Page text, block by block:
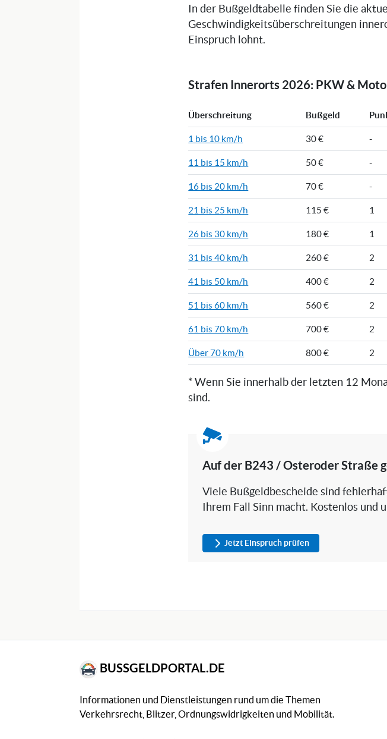
In der Bußgeldtabelle finden Sie die
Geschwindigkeitsüberschreitungen
Einspruch lohnt.
Strafen Innerorts 2026: PKW &
Überschreitung Bußgeld
1 bis 10 km/h 30 € -
11 bis 15 km/h 50 € -
16 bis 20 km/h 70 € -
21 bis 25 km/h 115 € 1
26 bis 30 km/h 180 € 1
31 bis 40 km/h 260 € 2
41 bis 50 km/h 400 € 2
51 bis 60 km/h 560 € 2
61 bis 70 km/h 700 € 2
Über 70 km/h 800 € 2
* Wenn Sie innerhalb der letzten 12
sind.
Auf der B243 / Osteroder Straße
Viele Bußgeldbescheide sind
Ihrem Fall Sinn macht. Kostenlos und
Jetzt Einspruch prüfen
BUSSGELDPORTAL.DE
Informationen und Dienstleistungen rund um die Themen
Verkehrsrecht, Blitzer, Ordnungswidrigkeiten und Mobilität.